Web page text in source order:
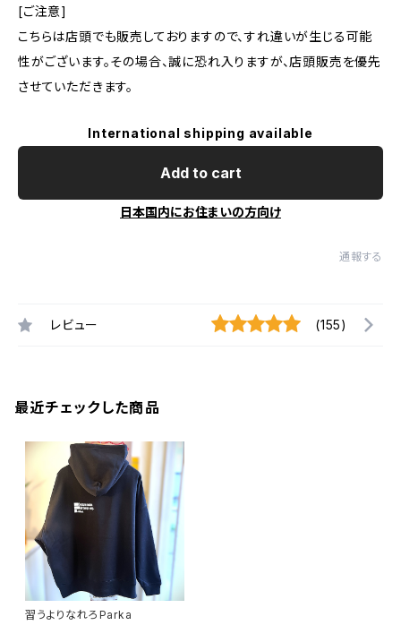
[ご注意]
こちらは店頭でも販売しておりますので、すれ違いが生じる可能
性がございます。その場合、誠に恐れ入りますが、店頭販売を優先
させていただきます。
International shipping available
Add to cart
日本国内にお住まいの方向け
通報する
レビュー (155)
最近チェックした商品
習うよりなれろParka